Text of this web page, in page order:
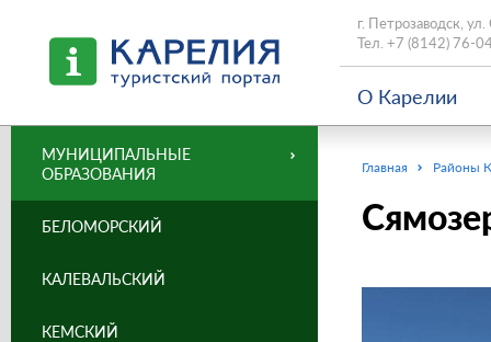
г. Петрозаводск,
Тел. +7 (8142) 76-
О Карелии
Главная Районы
МУНИЦИПАЛЬНЫЕ
ОБРАЗОВАНИЯ
БЕЛОМОРСКИЙ
КАЛЕВАЛЬСКИЙ
КЕМСКИЙ